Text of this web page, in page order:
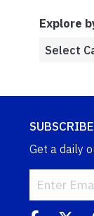
Explore
SUBSCRIBE
Get a daily